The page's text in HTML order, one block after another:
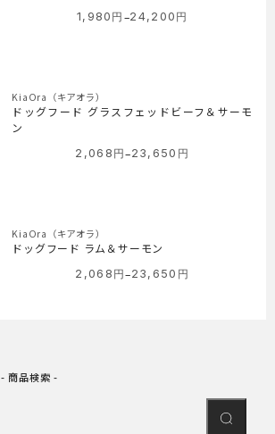
1,980 円 –24,200 円
価
–
円
KiaOra（キアオラ）
ドッグフード グラスフェッドビーフ＆サーモ
ン
2,068 円–23,650 円
価
23,650
KiaOra（キアオラ）
ドッグフード ラム＆サーモン
2,068 円–23,650 円
価
商品検索